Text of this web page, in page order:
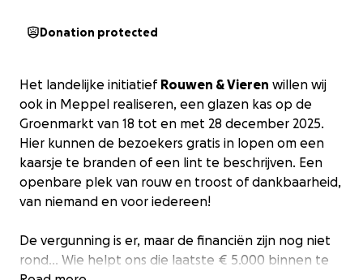
Donation protected
Het landelijke initiatief Rouwen & Vieren willen wij
ook in Meppel realiseren, een glazen kas op de
Groenmarkt van 18 tot en met 28 december 2025.
Hier kunnen de bezoekers gratis in lopen om een
kaarsje te branden of een lint te beschrijven. Een
openbare plek van rouw en troost of dankbaarheid,
van niemand en voor iedereen!
De vergunning is er, maar de financiën zijn nog niet
rond... Wie helpt ons die laatste € 5.000 binnen te